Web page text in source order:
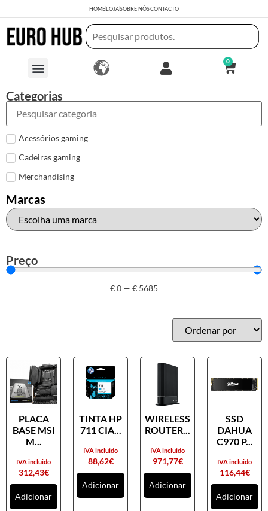
HOMELOJASOBRE NÓSCONTACTO
0
Categorias
Acessórios gaming
Cadeiras gaming
Merchandising
Marcas
Preço
€0 — € 5685
PLACA
BASE MSI
M...
312,43€
IVA incluido
Adicionar
TINTA HP
711 CIA...
88,62€
IVA incluido
Adicionar
WIRELESS
ROUTER...
971,77€
IVA incluido
Adicionar
SSD
DAHUA
C970 P...
116,44€
IVA incluido
Adicionar